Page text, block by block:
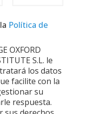
Política de
OXFORD
S.L. le
los datos
facilite con la
su
respuesta.